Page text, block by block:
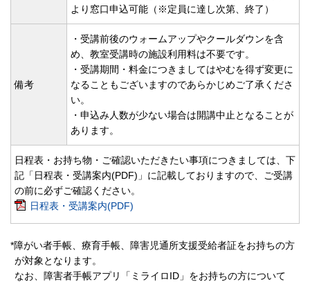
より窓口申込可能（※定員に達し次第、終了）
備考
・受講前後のウォームアップやクールダウンを含
め、教室受講時の施設利用料は不要です。
・受講期間・料金につきましてはやむを得ず変更に
なることもございますのであらかじめご了承くださ
い。
・申込み人数が少ない場合は開講中止となることが
あります。
日程表・お持ち物・ご確認いただきたい事項につきましては、下
記「日程表・受講案内(PDF)」に記載しておりますので、ご受講
の前に必ずご確認ください。
日程表・受講案内(PDF)
*障がい者手帳、療育手帳、障害児通所支援受給者証をお持ちの方
が対象となります。
なお、障害者手帳アプリ「ミライロID」をお持ちの方について